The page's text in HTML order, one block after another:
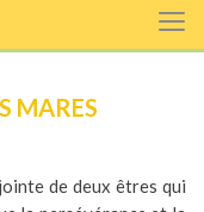
MARES
de deux êtres qui